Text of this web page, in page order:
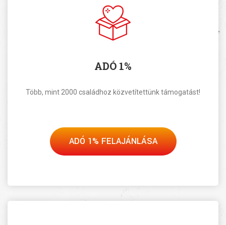
ADÓ 1%
Több, mint 2000 családhoz közvetítettünk támogatást!
ADÓ 1% FELAJÁNLÁSA